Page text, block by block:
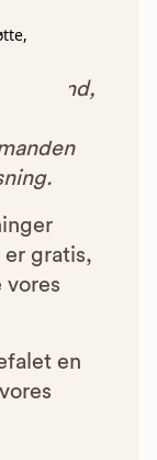
vil
og
er gratis,
vores
en